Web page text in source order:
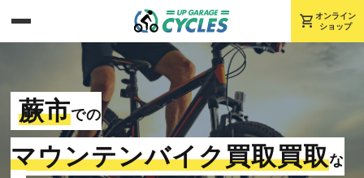
shopping_cart オンライン
ショップ
蕨市での
マウンテンバイク買取買取な